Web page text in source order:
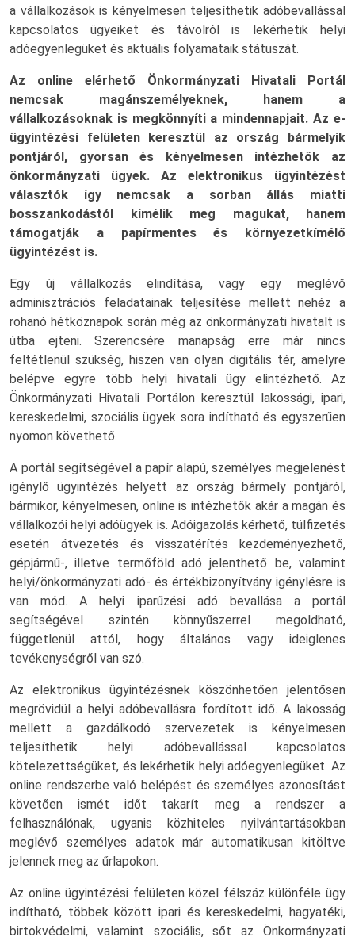
a vállalkozások is kényelmesen teljesíthetik adóbevallással
kapcsolatos ügyeiket és távolról is lekérhetik helyi
adóegyenlegüket és aktuális folyamataik státuszát.
Az online elérhető Önkormányzati Hivatali Portál
nemcsak magánszemélyeknek, hanem a
vállalkozásoknak is megkönnyíti a mindennapjait. Az e-
ügyintézési felületen keresztül az ország bármelyik
pontjáról, gyorsan és kényelmesen intézhetők az
önkormányzati ügyek. Az elektronikus ügyintézést
választók így nemcsak a sorban állás miatti
bosszankodástól kímélik meg magukat, hanem
támogatják a papírmentes és környezetkímélő
ügyintézést is.
Egy új vállalkozás elindítása, vagy egy meglévő
adminisztrációs feladatainak teljesítése mellett nehéz a
rohanó hétköznapok során még az önkormányzati hivatalt is
útba ejteni. Szerencsére manapság erre már nincs
feltétlenül szükség, hiszen van olyan digitális tér, amelyre
belépve egyre több helyi hivatali ügy elintézhető. Az
Önkormányzati Hivatali Portálon keresztül lakossági, ipari,
kereskedelmi, szociális ügyek sora indítható és egyszerűen
nyomon követhető.
A portál segítségével a papír alapú, személyes megjelenést
igénylő ügyintézés helyett az ország bármely pontjáról,
bármikor, kényelmesen, online is intézhetők akár a magán és
vállalkozói helyi adóügyek is. Adóigazolás kérhető, túlfizetés
esetén átvezetés és visszatérítés kezdeményezhető,
gépjármű-, illetve termőföld adó jelenthető be, valamint
helyi/önkormányzati adó- és értékbizonyítvány igénylésre is
van mód. A helyi iparűzési adó bevallása a portál
segítségével szintén könnyűszerrel megoldható,
függetlenül attól, hogy általános vagy ideiglenes
tevékenységről van szó.
Az elektronikus ügyintézésnek köszönhetően jelentősen
megrövidül a helyi adóbevallásra fordított idő. A lakosság
mellett a gazdálkodó szervezetek is kényelmesen
teljesíthetik helyi adóbevallással kapcsolatos
kötelezettségüket, és lekérhetik helyi adóegyenlegüket. Az
online rendszerbe való belépést és személyes azonosítást
követően ismét időt takarít meg a rendszer a
felhasználónak, ugyanis közhiteles nyilvántartásokban
meglévő személyes adatok már automatikusan kitöltve
jelennek meg az űrlapokon.
Az online ügyintézési felületen közel félszáz különféle ügy
indítható, többek között ipari és kereskedelmi, hagyatéki,
birtokvédelmi, valamint szociális, sőt az Önkormányzati